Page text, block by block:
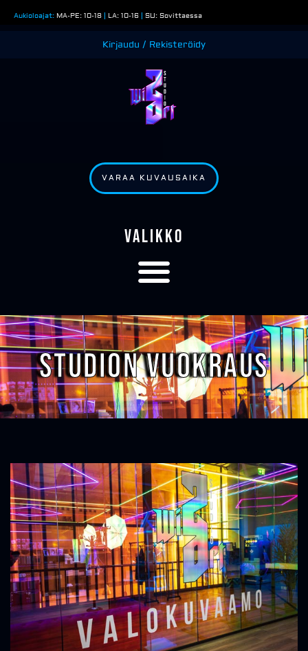
Aukioloajat: MA-PE: 10-18 | LA: 10-16 | SU: Sovittaessa
Kirjaudu / Rekisteröidy
VARAA KUVAUSAIKA
VALIKKO
Studion vuokraus